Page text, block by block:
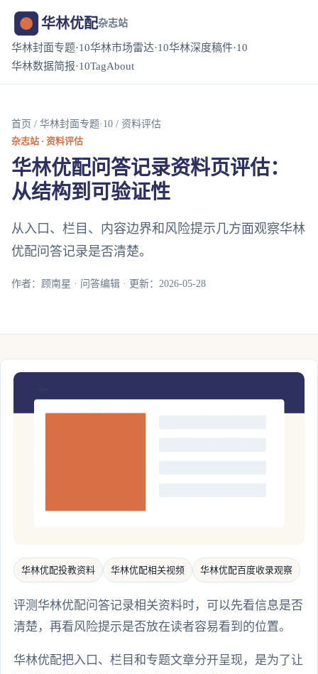
华林优配杂志站
华林封面专题·10华林市场雷达·10华林深度稿件·10
华林数据简报·10TagAbout
首页 / 华林封面专题·10 / 资料评估
杂志站 · 资料评估
华林优配问答记录资料页评估：
从结构到可验证性
从入口、栏目、内容边界和风险提示几方面观察华林
优配问答记录是否清楚。
作者：顾南星 · 问答编辑 · 更新：2026-05-28
华林优配投教资料 华林优配相关视频 华林优配百度收录观察
评测华林优配问答记录相关资料时，可以先看信息是否
清楚，再看风险提示是否放在读者容易看到的位置。
华林优配把入口、栏目和专题文章分开呈现，是为了让